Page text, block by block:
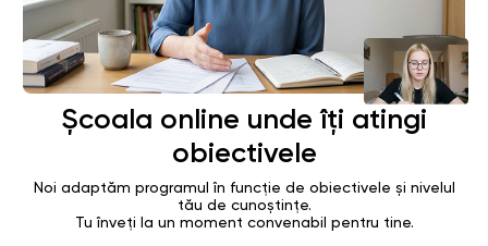
Școala online unde îți atingi
obiectivele
Noi adaptăm programul în funcție de obiectivele și nivelul
tău de cunoștințe.
Tu înveți la un moment convenabil pentru tine.